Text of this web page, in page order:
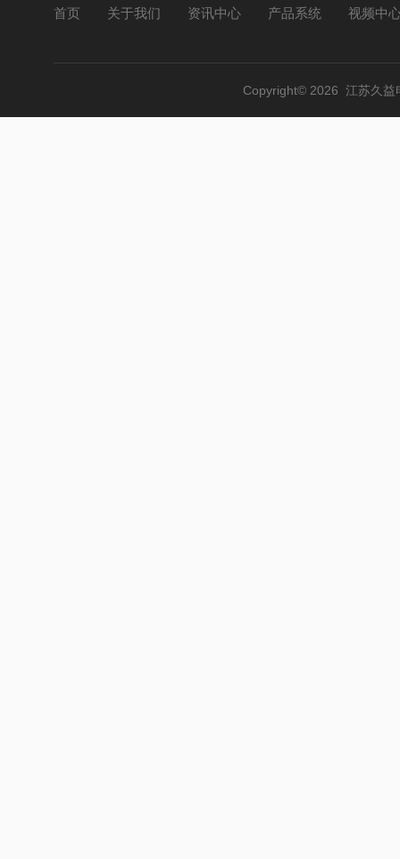
首页 关于我们 资讯中心 产品系统 视频中
Copyright© 2026 江苏久